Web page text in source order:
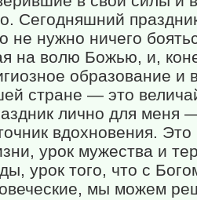
Сегодняшний
не нужно ничего
на волю Божью, и,
образование и
стране — это
лично для меня
вдохновения. Это
урок мужества и
урок того, что с
мы можем